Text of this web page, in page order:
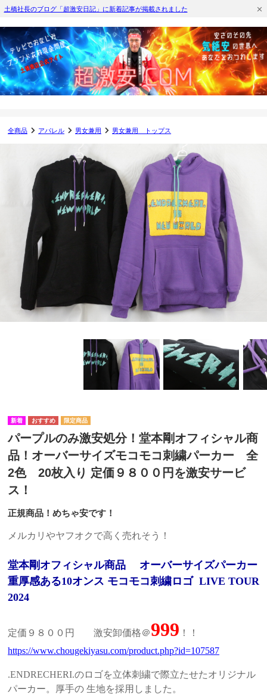
土橋社長のブログ「超激安日記」に新着記事が掲載されました
全商品 アパレル 男女兼用 男女兼用 トップス
パープルのみ激安処分！堂本剛オフィシャル商
品！オーバーサイズモコモコ刺繍パーカー 全
2色 20枚入り 定価９８００円を激安サービ
ス！
正規商品！めちゃ安です！
メルカリやヤフオクで高く売れそう！
堂本剛オフィシャル商品 オーバーサイズパーカー
重厚感ある10オンス モコモコ刺繍ロゴLIVE TOUR
2024
定価９８００円 激安卸価格＠999 ！！
https://www.chougekiyasu.com/product.php?id=107587
.ENDRECHERI.のロゴを立体刺繍で際立たせたオリジナル
パーカー。厚手の 生地を採用しました。